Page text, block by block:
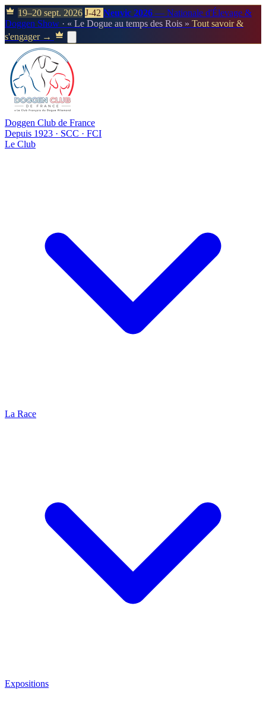
19–20 sept. 2026 J-42 Neuvic 2026 — Nationale d'Élevage &
Doggen Show · « Le Dogue au temps des Rois » Tout savoir &
s'engager →
Doggen Club de France
Depuis 1923 · SCC · FCI
Le Club
La Race
Expositions